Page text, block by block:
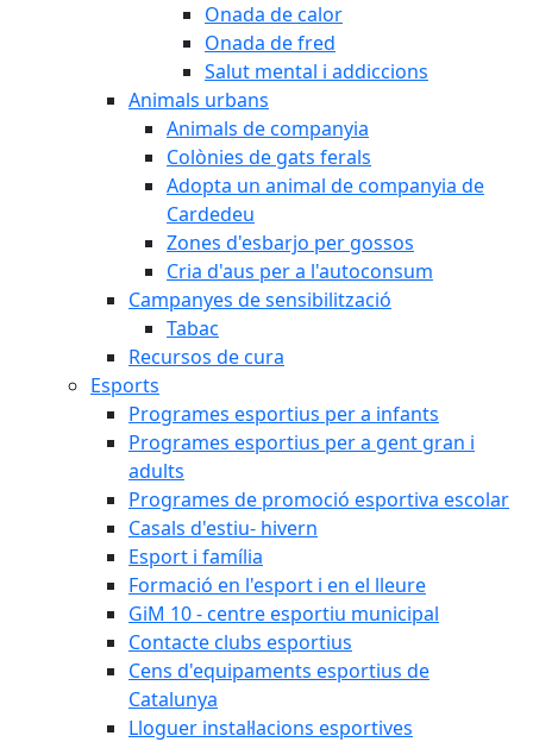
Onada de calor
Onada de fred
Salut mental i addiccions
Animals urbans
Animals de companyia
Colònies de gats ferals
Adopta un animal de companyia de
Cardedeu
Zones d'esbarjo per gossos
Cria d'aus per a l'autoconsum
Campanyes de sensibilització
Tabac
Recursos de cura
Esports
Programes esportius per a infants
Programes esportius per a gent gran i
adults
Programes de promoció esportiva escolar
Casals d'estiu- hivern
Esport i família
Formació en l'esport i en el lleure
GiM 10 - centre esportiu municipal
Contacte clubs esportius
Cens d'equipaments esportius de
Catalunya
Lloguer instal·lacions esportives